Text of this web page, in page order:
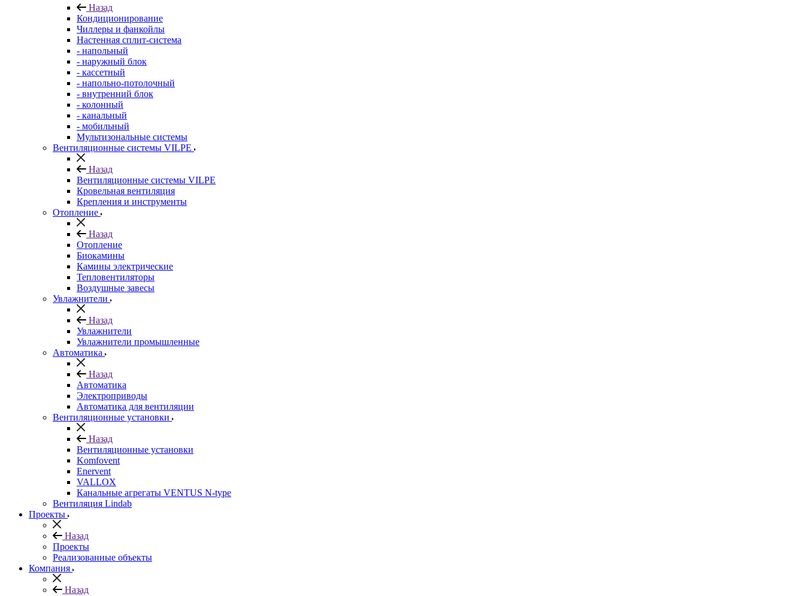
Назад
Кондиционирование
Чиллеры и фанкойлы
Настенная сплит-система
- напольный
- наружный блок
- кассетный
- напольно-потолочный
- внутренний блок
- колонный
- канальный
- мобильный
Мультизональные системы
Вентиляционные системы VILPE
Назад
Вентиляционные системы VILPE
Кровельная вентиляция
Крепления и инструменты
Отопление
Назад
Отопление
Биокамины
Камины электрические
Тепловентиляторы
Воздушные завесы
Увлажнители
Назад
Увлажнители
Увлажнители промышленные
Автоматика
Назад
Автоматика
Электроприводы
Автоматика для вентиляции
Вентиляционные установки
Назад
Вентиляционные установки
Komfovent
Enervent
VALLOX
Канальные агрегаты VENTUS N-type
Вентиляция Lindab
Проекты
Назад
Проекты
Реализованные объекты
Компания
Назад